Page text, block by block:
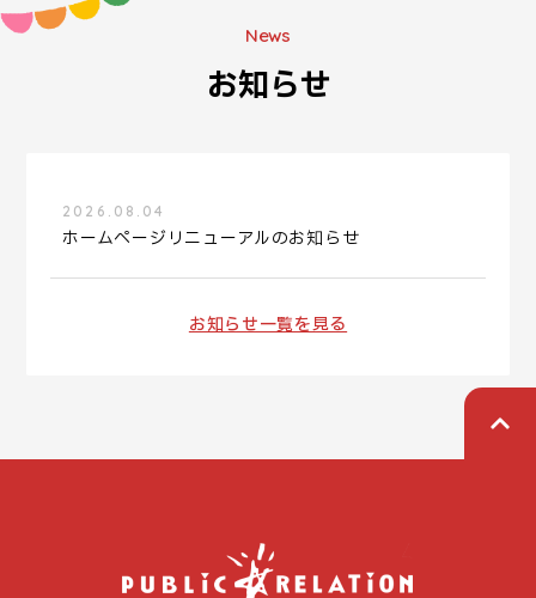
News
お知らせ
2026.08.04
ホームページリニューアルのお知らせ
お知らせ一覧を見る